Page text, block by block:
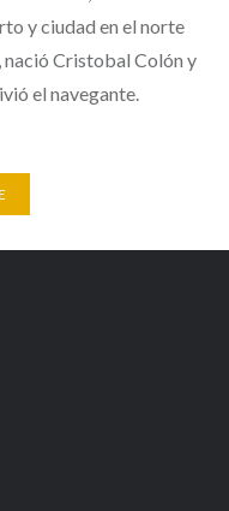
y ciudad en el norte
nació Cristobal Colón y
el navegante.